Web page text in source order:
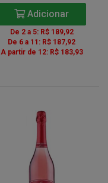
Adicionar
De 2 a 5: R$ 189,92
De 6 a 11: R$ 187,92
A partir de 12: R$ 183,93